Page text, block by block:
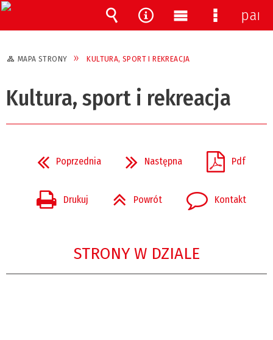
MAPA STRONY KULTURA, SPORT I REKREACJA
Kultura, sport i rekreacja
Poprzednia Następna Pdf
Drukuj Powrót Kontakt
STRONY W DZIALE
Wyszukiwarka
Narzędzia
Menu
główne
Menu